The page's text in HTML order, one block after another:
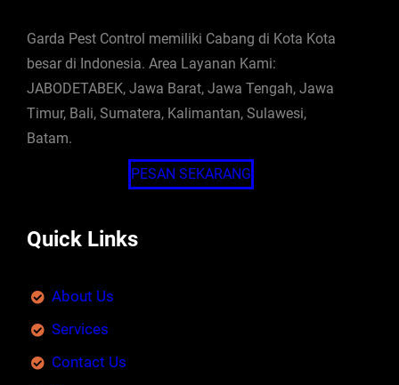
Garda Pest Control memiliki Cabang di Kota Kota
besar di Indonesia. Area Layanan Kami:
JABODETABEK, Jawa Barat, Jawa Tengah, Jawa
Timur, Bali, Sumatera, Kalimantan, Sulawesi,
Batam.
PESAN SEKARANG
Quick Links
About Us
Services
Contact Us